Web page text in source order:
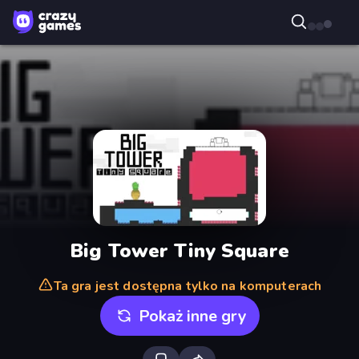
Big Tower Tiny Square
Ta gra jest dostępna tylko na komputerach
Pokaż inne gry